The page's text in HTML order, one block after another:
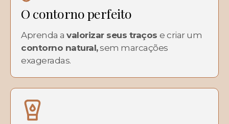
O contorno perfeito
Aprenda a valorizar seus traços e criar um
contorno natural,sem marcações
exageradas.